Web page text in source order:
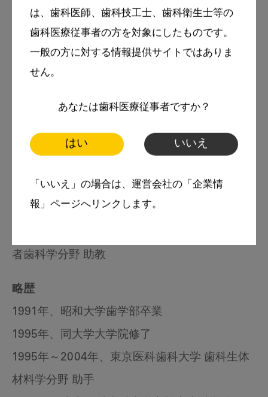
は、歯科医師、歯科技工士、歯科衛生士等の
歯科医療従事者の方を対象にしたものです。
一般の方に対する情報提供サイトではありま
せん。
あなたは歯科医療従事者ですか？
はい いいえ
「いいえ」の場合は、運営会社の「企業情
報」ページへリンクします。
本村一朗
者歯科学分野 助教
略歴
1991年、昭和大学歯学部卒業
1995年、同大学大学院修了
1995年～2004年、東京医科歯科大学 歯科生体
材料学分野 助手